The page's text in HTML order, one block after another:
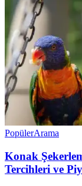
PopülerArama
Konak
Tercihleri ve